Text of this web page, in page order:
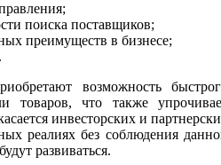
поиска поставщиков;
преимуществ в бизнесе;
возможность
товаров, что также
инвесторских и
реалиях без соблюдения
развиваться.